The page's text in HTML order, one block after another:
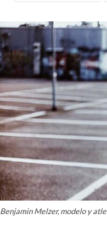
Benjamin Melzer, modelo y